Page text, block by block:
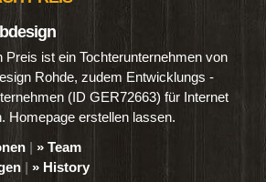
ist ein Tochterunternehmen von
Rohde, zudem Entwicklungs -
(ID GER72663) für Internet
Homepage erstellen lassen.
| » Team
| » History